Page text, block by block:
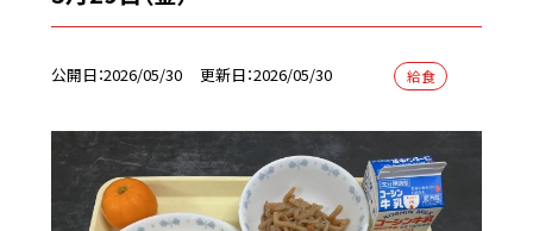
公開日 2026/05/30 更新日 2026/05/30 給食